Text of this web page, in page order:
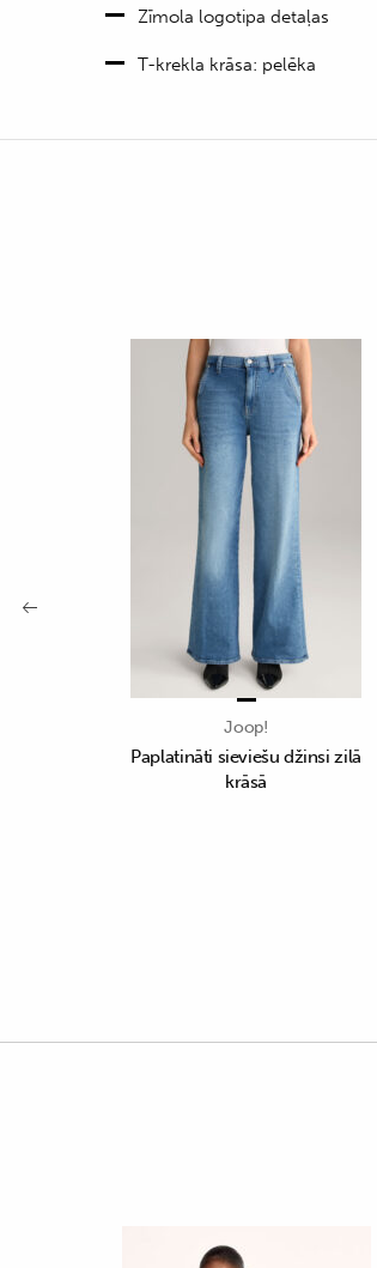
Zīmola logotipa detaļas
T-krekla krāsa: pelēka
Joop!
Paplatināti sieviešu džinsi zilā
krāsā